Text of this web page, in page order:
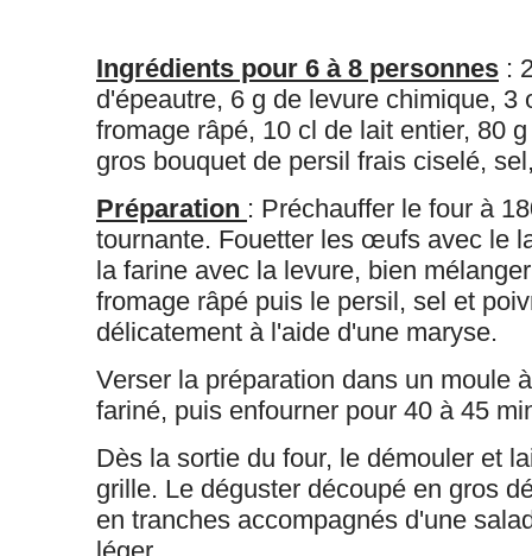
Ingrédients pour 6 à 8 personnes :
d'épeautre, 6 g de levure chimique,
fromage râpé, 10 cl de lait entier, 80
gros bouquet de persil frais ciselé,
Préparation : Préchauffer le four à
tournante. Fouetter les œufs avec le
la farine avec la levure, bien
fromage râpé puis le persil, sel et
délicatement à l'aide d'une maryse.
Verser la préparation dans un moule
fariné, puis enfourner pour 40 à 45
Dès la sortie du four, le démouler et
grille. Le déguster découpé en gros
en tranches accompagnés d'une